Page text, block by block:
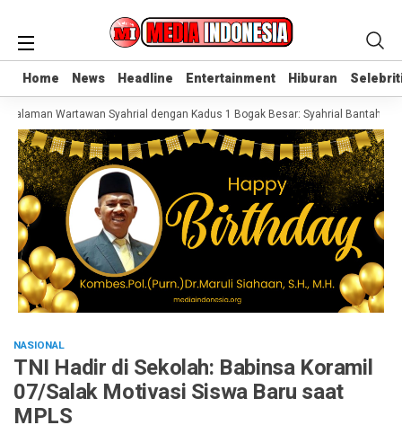
Home News Headline Entertainment Hiburan
Home News Headline Entertainment Hiburan
Wartawan Syahrial dengan Kadus 1 Bogak Besar: Syahrial Bantah
NASIONAL
TNI Hadir di Sekolah: Babinsa Koramil
07/Salak Motivasi Siswa Baru saat
MPLS